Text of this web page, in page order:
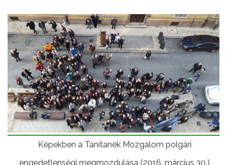
Képekben a Tanítanék Mozgalom polgári
engedetlenségi megmozdulása (2016. március 30.)